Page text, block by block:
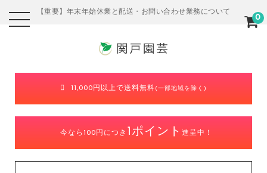
【重要】年末年始休業と配送・お問い合わせ業務について
11,000円以上で送料無料(一部地域を除く)
今なら100円につき 1ポイント 進呈中！
0